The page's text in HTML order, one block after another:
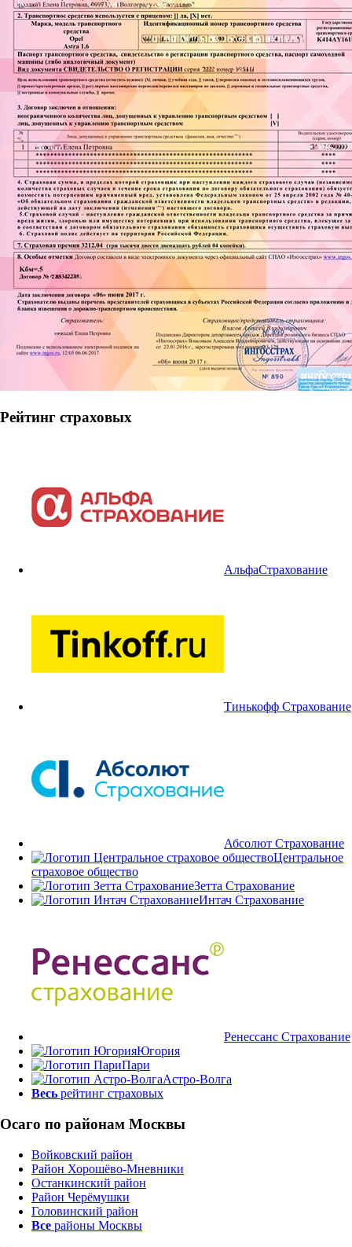
Рейтинг страховых
АльфаСтрахование
Тинькофф Страхование
Абсолют Страхование
Центральное
страховое общество
Зетта Страхование
Интач Страхование
Ренессанс Страхование
Югория
Пари
Астро-Волга
Весь рейтинг страховых
Осаго по районам Москвы
Войковский район
Район Хорошёво-Мневники
Останкинский район
Район Черёмушки
Головинский район
Все районы Москвы